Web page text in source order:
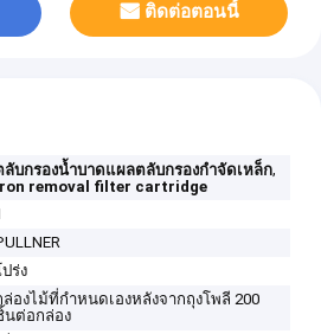
ติดต่อตอนนี้
ลับกรองน้ำบาดแผลตลับกรองกำจัดเหล็ก,
removal filter cartridge
ปร่ง
ล่องไม้ที่กำหนดเองหลังจากถุงโพลี 200
นต่อกล่อง